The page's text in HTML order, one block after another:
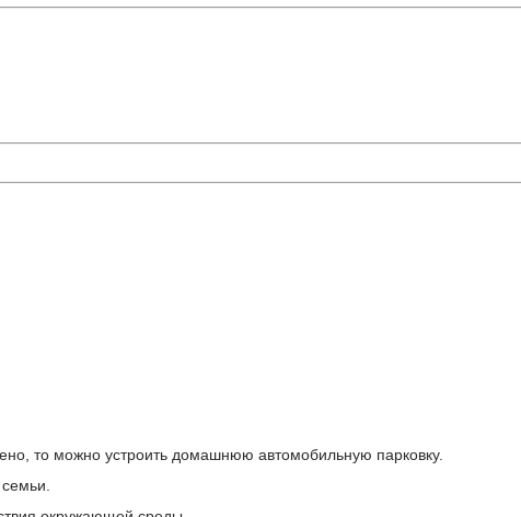
то можно устроить домашнюю автомобильную парковку.